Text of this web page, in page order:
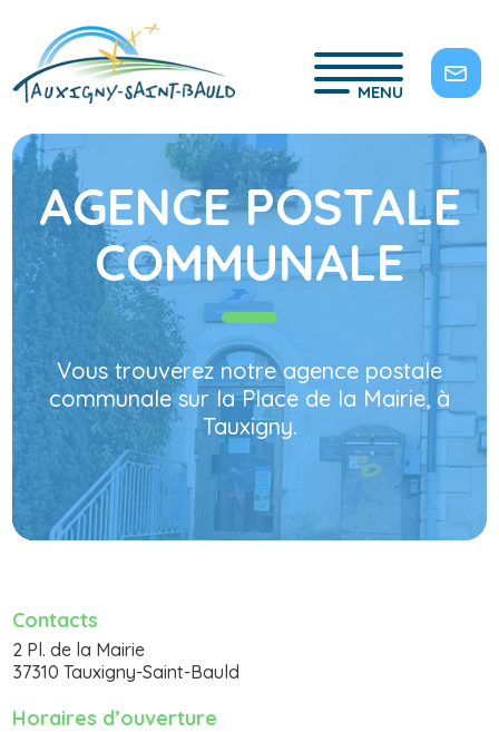
MENU
AGENCE POSTALE
COMMUNALE
Vous trouverez notre agence postale
communale sur la Place de la Mairie, à
Tauxigny.
Contacts
2 Pl. de la Mairie
37310 Tauxigny-Saint-Bauld
Horaires d’ouverture